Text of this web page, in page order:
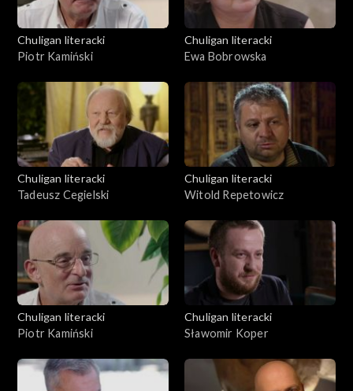
Chuligan literacki
Piotr Kamiński
Chuligan literacki
Ewa Bobrowska
Chuligan literacki
Tadeusz Cegielski
Chuligan literacki
Witold Repetowicz
Chuligan literacki
Piotr Kamiński
Chuligan literacki
Sławomir Koper